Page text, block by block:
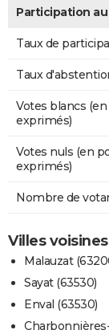
Participation
Taux de
Taux
Votes blancs
exprimés)
Votes nuls (en
exprimés)
Nombre de
Villes
Malauzat
Sayat (63530)
Enval (63530)